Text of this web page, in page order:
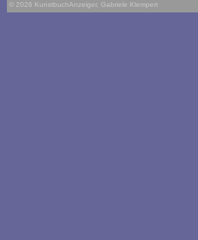
© 2026 KunstbuchAnzeiger, Gabriele Klempert